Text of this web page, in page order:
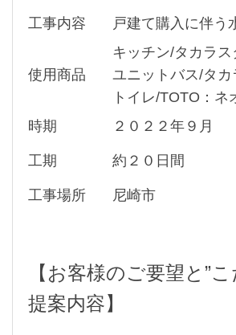
工事内容 戸建て購入に伴う
使用商品
キッチン/タカラ
ユニットバス/タ
トイレ/TOTO：ネ
時期
２０２２年９月
工期 約２０日間
工事場所 尼崎市
【お客様のご要望と”
提案内容】